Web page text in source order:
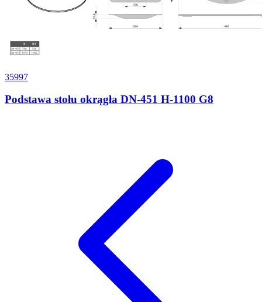
35997
Podstawa stołu okrągła DN-451 H-1100 G8